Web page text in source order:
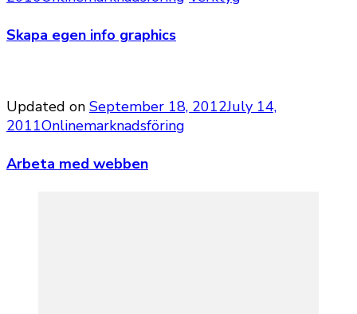
Skapa egen info graphics
Updated on September 18, 2012July 14,
2011Onlinemarknadsföring
Arbeta med webben